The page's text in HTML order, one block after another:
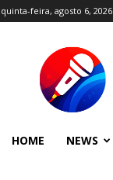
quinta-feira, agosto 6, 2026
NOTÍCIAS
NA
MÍDIA
NEWS
HOME NEWS